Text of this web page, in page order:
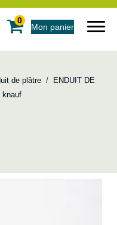
0
Mon panier
de plâtre /
ENDUIT DE
knauf